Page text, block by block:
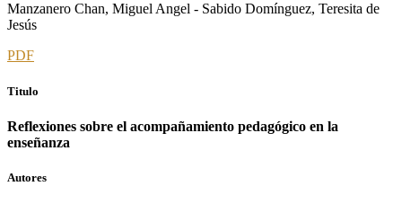
Manzanero Chan, Miguel Angel - Sabido Domínguez, Teresita de
Jesús
PDF
Titulo
Reflexiones sobre el acompañamiento pedagógico en la
enseñanza
Autores